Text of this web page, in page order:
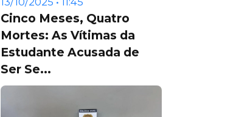
Cinco Meses, Quatro
Mortes: As Vítimas da
Estudante Acusada de
Ser Se...